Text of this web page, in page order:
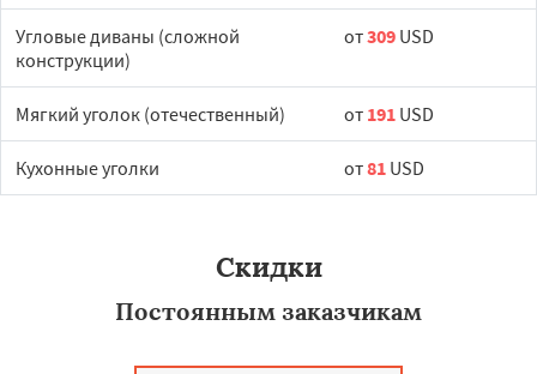
Угловые диваны (сложной
конструкции)
от309 USD
Мягкий уголок (отечественный) от 191 USD
Кухонные уголки от81 USD
Скидки
Постоянным заказчикам